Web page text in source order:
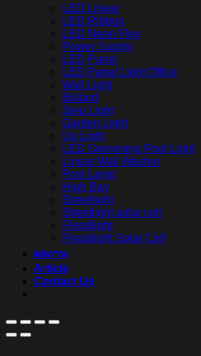
LED Linear
LED Ribbon
LED Neon Flex
Power Supply
LED Panel
LED Panel Light Office
Wall Light
Bollard
Step Light
Garden Light
Up Light
LED Swimming Pool Light
Linear Wall Washer
Post Lamp
High Bay
Streetlight
Streetlight solar cell
Floodlight
Floodlight Solar Cell
ผลงาน
Article
Contact Us